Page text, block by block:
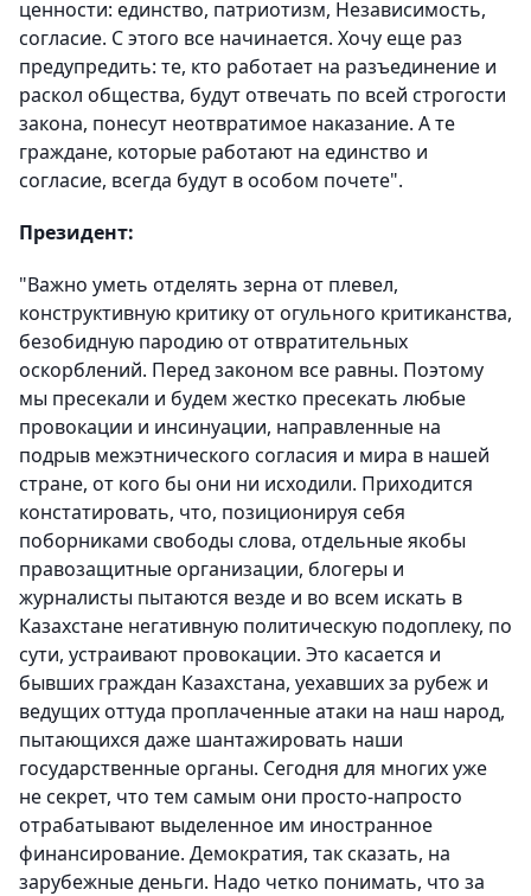
ценности: единство, патриотизм, Независимость,
согласие. С этого все начинается. Хочу еще раз
предупредить: те, кто работает на разъединение и
раскол общества, будут отвечать по всей строгости
закона, понесут неотвратимое наказание. А те
граждане, которые работают на единство и
согласие, всегда будут в особом почете".
Президент:
"Важно уметь отделять зерна от плевел,
конструктивную критику от огульного критиканства,
безобидную пародию от отвратительных
оскорблений. Перед законом все равны. Поэтому
мы пресекали и будем жестко пресекать любые
провокации и инсинуации, направленные на
подрыв межэтнического согласия и мира в нашей
стране, от кого бы они ни исходили. Приходится
констатировать, что, позиционируя себя
поборниками свободы слова, отдельные якобы
правозащитные организации, блогеры и
журналисты пытаются везде и во всем искать в
Казахстане негативную политическую подоплеку, по
сути, устраивают провокации. Это касается и
бывших граждан Казахстана, уехавших за рубеж и
ведущих оттуда проплаченные атаки на наш народ,
пытающихся даже шантажировать наши
государственные органы. Сегодня для многих уже
не секрет, что тем самым они просто-напросто
отрабатывают выделенное им иностранное
финансирование. Демократия, так сказать, на
зарубежные деньги. Надо четко понимать, что за